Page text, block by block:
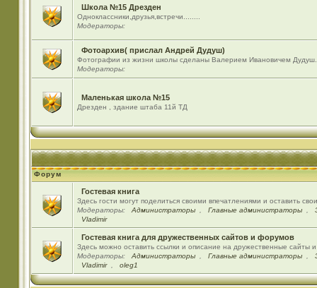
Школа №15 Дрезден
Одноклассники,друзья,встречи........
Модераторы:
Фотоархив( прислал Андрей Дудуш)
Фотографии из жизни школы сделаны Валерием Ивановичем Дудуш.
Модераторы:
Маленькая школа №15
Дрезден , здание штаба 11й ТД
Форум
Гостевая книга
Здесь гости могут поделиться своими впечатлениями и оставить
Модераторы:
Администраторы Главные администраторы
Vladimir
Гостевая книга для дружественных сайтов и форумов
Здесь можно оставить ссылки и описание на дружественные сайты
Модераторы:
Администраторы Главные администраторы
Vladimir
oleg1